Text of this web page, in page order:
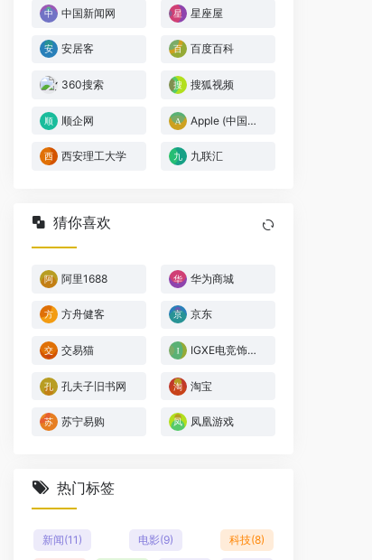
中国新闻网 星座屋
安居客 百度百科
360搜索 搜狐视频
顺企网 Apple (中国大陆)
西安理工大学 九联汇
猜你喜欢
阿里1688 华为商城
方舟健客 京东
交易猫 IGXE电竞饰品交易平台
孔夫子旧书网 淘宝
苏宁易购 凤凰游戏
热门标签
新闻(11) 电影(9) 科技(8)